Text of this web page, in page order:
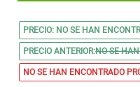
PRECIO: NO SE HAN
PRECIO ANTERIOR:NO SE
NO SE HAN ENCONTRADO